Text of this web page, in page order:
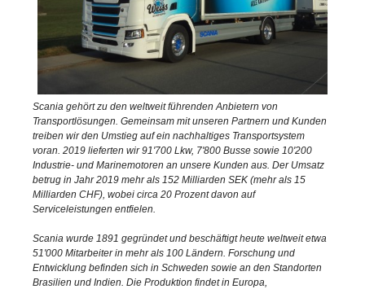
Scania gehört zu den weltweit führenden Anbietern von
Transportlösungen. Gemeinsam mit unseren Partnern und Kunden
treiben wir den Umstieg auf ein nachhaltiges Transportsystem
voran. 2019 lieferten wir 91'700 Lkw, 7'800 Busse sowie 10'200
Industrie- und Marinemotoren an unsere Kunden aus. Der Umsatz
betrug in Jahr 2019 mehr als 152 Milliarden SEK (mehr als 15
Milliarden CHF), wobei circa 20 Prozent davon auf
Serviceleistungen entfielen.
Scania wurde 1891 gegründet und beschäftigt heute weltweit etwa
51'000 Mitarbeiter in mehr als 100 Ländern. Forschung und
Entwicklung befinden sich in Schweden sowie an den Standorten
Brasilien und Indien. Die Produktion findet in Europa,